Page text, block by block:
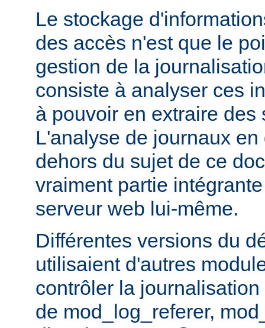
Le stockage
des accès n'est que le
gestion de la
consiste à analyser ces
à pouvoir en extraire des
L'analyse de journaux
dehors du sujet de ce
vraiment partie
serveur web lui-même.
Différentes versions du
utilisaient d'autres
contrôler la
de mod_log_referer,